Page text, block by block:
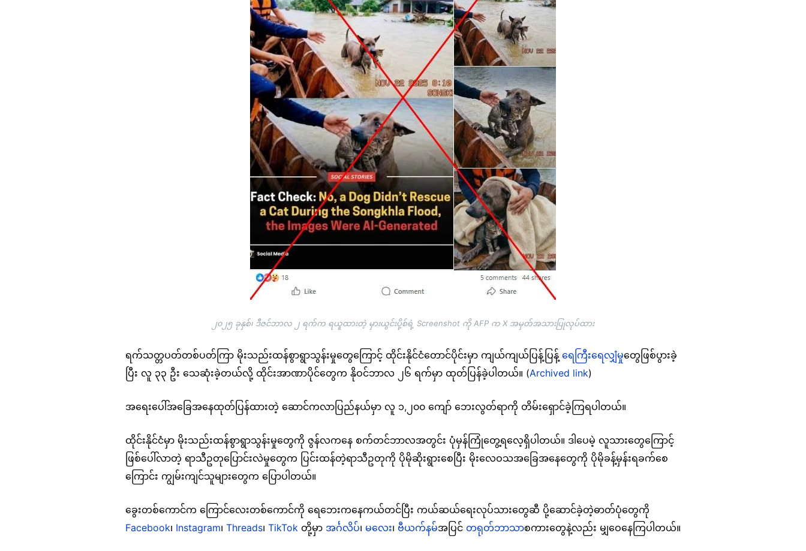
၂၀၂၅ ခုနှစ်၊ ဒီဇင်ဘာလ ၂ ရက်က ရယူထားတဲ့ မှားယွင်းပို့စ်ရဲ့ Screenshot ကို AFP က X အမှတ်အသားပြုလုပ်ထား
ရက်သတ္တပတ်တစ်ပတ်ကြာ မိုးသည်းထန်စွာရွာသွန်းမှုတွေကြောင့် ထိုင်းနိုင်ငံတောင်ပိုင်းမှာ ကျယ်ကျယ်ပြန့်ပြန့် ရေကြီးရေလျှံမှုတွေဖြစ်ပွားခဲ့
ပြီး လူ ၃၃ ဦး သေဆုံးခဲ့တယ်လို့ ထိုင်းအာဏာပိုင်တွေက နိုဝင်ဘာလ ၂၆ ရက်မှာ ထုတ်ပြန်ခဲ့ပါတယ်။ (Archived link)
အရေးပေါ်အခြေအနေထုတ်ပြန်ထားတဲ့ ဆောင်ကလာပြည်နယ်မှာ လူ ၁,၂၀၀ ကျော် ဘေးလွတ်ရာကို တိမ်းရှောင်ခဲ့ကြရပါတယ်။
ထိုင်းနိုင်ငံမှာ မိုးသည်းထန်စွာရွာသွန်းမှုတွေကို ဇွန်လကနေ စက်တင်ဘာလအတွင်း ပုံမှန်ကြုံတွေ့ရလေ့ရှိပါတယ်။ ဒါပေမဲ့ လူသားတွေကြောင့်
ဖြစ်ပေါ်လာတဲ့ ရာသီဥတုပြောင်းလဲမှုတွေက ပြင်းထန်တဲ့ရာသီဥတုကို ပိုမိုဆိုးရွားစေပြီး မိုးလေဝသအခြေအနေတွေကို ပိုမိုခန့်မှန်းရခက်စေ
ကြောင်း ကျွမ်းကျင်သူများတွေက ပြောပါတယ်။
ခွေးတစ်ကောင်က ကြောင်လေးတစ်ကောင်ကို ရေဘေးကနေကယ်တင်ပြီး ကယ်ဆယ်ရေးလုပ်သားတွေဆီ ပို့ဆောင်ခဲ့တဲ့ဓာတ်ပုံတွေကို
Facebook၊ Instagram၊ Threads၊ TikTok တို့မှာ အင်္ဂလိပ်၊ မလေး၊ ဗီယက်နမ်အပြင် တရုတ်ဘာသာစကားတွေနဲ့လည်း မျှဝေနေကြပါတယ်။